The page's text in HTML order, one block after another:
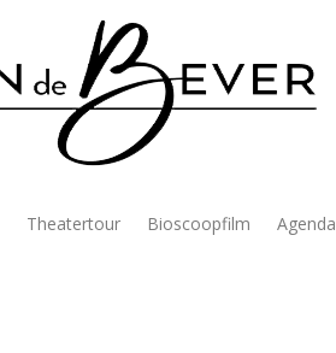
Theatertour Bioscoopfilm Agenda